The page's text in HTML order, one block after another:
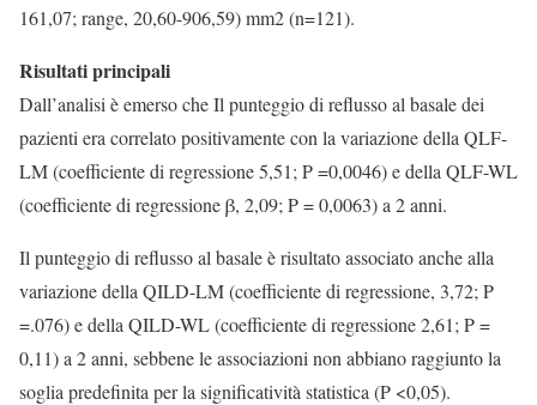
161,07; range, 20,60-906,59) mm2 (n=121).
Risultati principali
Dall’analisi è emerso che Il punteggio di reflusso al basale dei
pazienti era correlato positivamente con la variazione della QLF-
LM (coefficiente di regressione 5,51; P =0,0046) e della QLF-WL
(coefficiente di regressione β, 2,09; P = 0,0063) a 2 anni.
Il punteggio di reflusso al basale è risultato associato anche alla
variazione della QILD-LM (coefficiente di regressione, 3,72; P
=.076) e della QILD-WL (coefficiente di regressione 2,61; P =
0,11) a 2 anni, sebbene le associazioni non abbiano raggiunto la
soglia predefinita per la significatività statistica (P <0,05).